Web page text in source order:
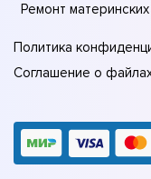
Ремонт
Политика
Соглашение о